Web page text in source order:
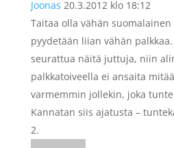
Joonas 20.3.2012 klo 18:12
Taitaa olla vähän
pyydetään liian vähän
seurattua näitä juttuja, niin
palkkatoiveella ei ansaita
varmemmin jollekin, joka
Kannatan siis ajatusta –